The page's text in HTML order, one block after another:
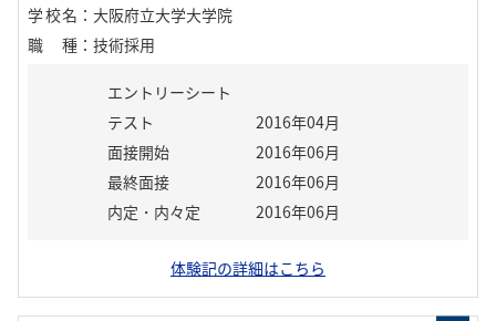
学校名 ： 大阪府立大学大学院
職種 ： 技術採用
エントリーシート
テスト
2016年04月
面接開始
2016年06月
最終面接
2016年06月
内定・内々定
2016年06月
体験記の詳細はこちら